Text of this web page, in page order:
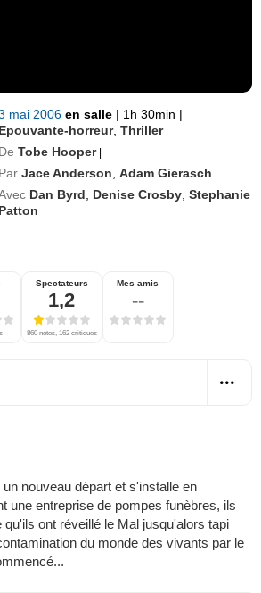
mai 2006en salle | 1h 30min |
Epouvante-horreur,Thriller
De Tobe Hooper |
Par Jace Anderson ,Adam Gierasch
Dan Byrd Denise Crosby ,Stephanie
Patton
Spectateurs
1,2
860 notes, 162 critiques
Mes amis
--
nouveau départ et s'installe en
une entreprise de pompes funèbres, ils
ont réveillé le Mal jusqu'alors tapi
du monde des vivants par le